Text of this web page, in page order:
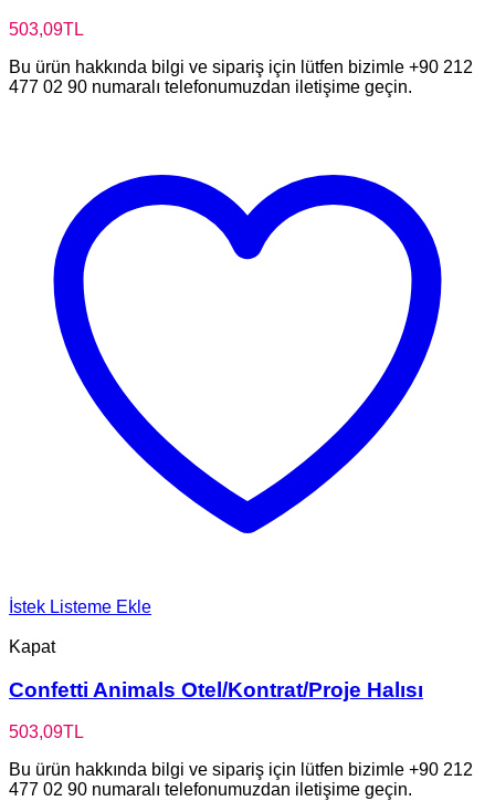
503,09TL
Bu ürün hakkında bilgi ve sipariş için lütfen bizimle +90 212
477 02 90 numaralı telefonumuzdan iletişime geçin.
İstek Listeme Ekle
Kapat
Confetti Animals Otel/Kontrat/Proje Halısı
503,09TL
Bu ürün hakkında bilgi ve sipariş için lütfen bizimle +90 212
477 02 90 numaralı telefonumuzdan iletişime geçin.